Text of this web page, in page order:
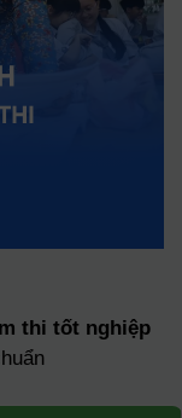
thi tốt nghiệp